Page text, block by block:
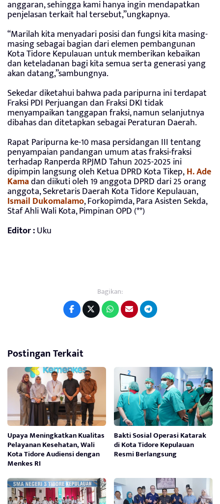
anggaran, sehingga kami hanya ingin mendapatkan
penjelasan terkait hal tersebut,”ungkapnya.
“Marilah kita menyadari posisi dan fungsi kita masing-
masing sebagai bagian dari elemen pembangunan
Kota Tidore Kepulauan untuk memberikan kebaikan
dan keteladanan bagi kita semua serta generasi yang
akan datang,”sambungnya.
Sekedar diketahui bahwa pada paripurna ini terdapat
Fraksi PDI Perjuangan dan Fraksi DKI tidak
menyampaikan tanggapan fraksi, namun selanjutnya
dibahas dan ditetapkan sebagai Peraturan Daerah.
Rapat Paripurna ke-10 masa persidangan III tentang
penyampaian pandangan umum atas fraksi-fraksi
terhadap Ranperda RPJMD Tahun 2025-2025 ini
dipimpin langsung oleh Ketua DPRD Kota Tikep,H. Ade
Kamadan diikuti oleh 19 anggota DPRD dari 25 orang
anggota, Sekretaris Daerah Kota Tidore Kepulauan,
Ismail Dukomalamo, Forkopimda, Para Asisten Sekda,
Staf Ahli Wali Kota, Pimpinan OPD (**)
Editor :Uku
Bagikan:
Postingan Terkait
Upaya Meningkatkan Kualitas
Pelayanan Kesehatan, Wali
Kota Tidore Audiensi dengan
Menkes RI
Bakti Sosial Operasi Katarak
di Kota Tidore Kepulauan
Resmi Berlangsung